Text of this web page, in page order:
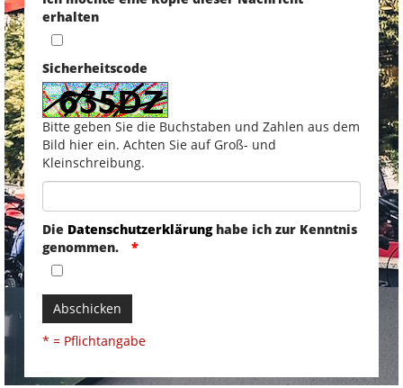
erhalten
Sicherheitscode
Bitte geben Sie die Buchstaben und Zahlen aus dem
Bild hier ein. Achten Sie auf Groß- und
Kleinschreibung.
Die Datenschutzerklärunghabe ich zur Kenntnis
genommen.
Abschicken
* = Pflichtangabe